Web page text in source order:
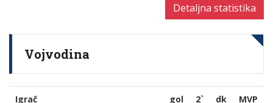
Detaljna statistika
Vojvodina
Igrač gol 2` dk MVP